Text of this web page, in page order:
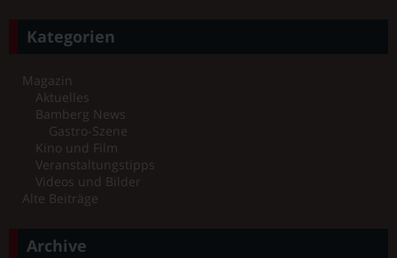
Kategorien
Magazin
Aktuelles
Bamberg News
Gastro-Szene
Kino und Film
Veranstaltungstipps
Videos und Bilder
Alte Beiträge
Archive